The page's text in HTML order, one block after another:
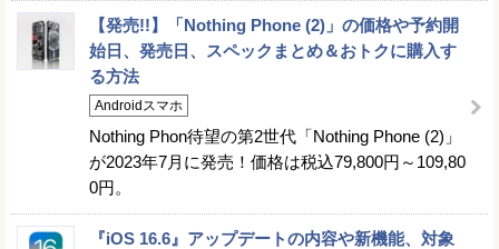
【発売!!】「Nothing Phone (2)」の価格や予約開
始日、発売日、スペックまとめ＆おトクに購入す
る方法
Androidスマホ
Nothing Phon待望の第2世代「Nothing Phone (2)」
が2023年7月に発売！価格は税込79,800円～109,80
0円。
『iOS 16.6』アップデートの内容や新機能、対象